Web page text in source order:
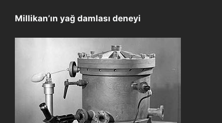
Millikan’ın yağ damlası deneyi